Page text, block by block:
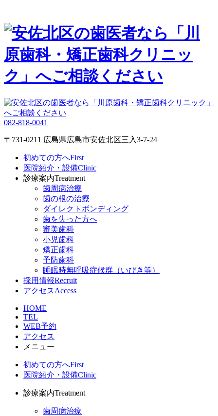
082-818-0041
〒731-0211 広島県広島市安佐北区三入3-7-24
初めての方へFirst
医院紹介・設備Clinic
診療案内Treatment
歯周病治療
歯の根の治療
ダイレクトボンディング
歯を失った方へ
審美歯科
小児歯科
矯正歯科
予防歯科
睡眠時無呼吸症候群（いびき等）
採用情報Recruit
アクセスAccess
HOME
TEL
WEB予約
アクセス
メニュー
初めての方へFirst
医院紹介・設備Clinic
診療案内Treatment
歯周病治療